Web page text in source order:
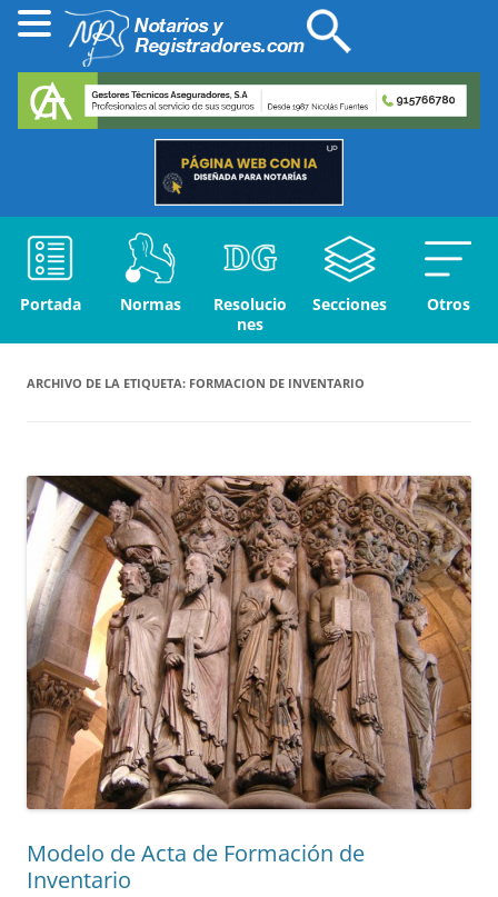
Portada Normas
Resolucio
nes
Secciones Otros
ARCHIVO DE LA ETIQUETA: FORMACION DE INVENTARIO
Modelo de Acta de Formación de
Inventario